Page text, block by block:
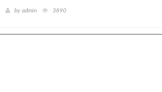
by admin 3890